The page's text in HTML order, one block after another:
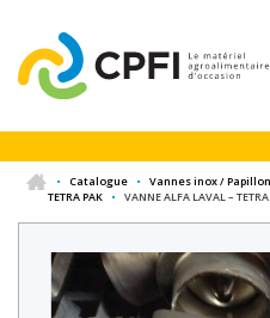
• Catalogue • Vannes inox /
TETRA PAK
• VANNE ALFA LAVAL –